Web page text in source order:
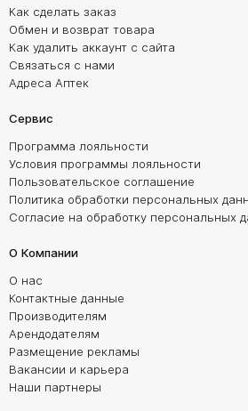
Как сделать заказ
Обмен и возврат товара
Как удалить аккаунт с сайта
Связаться с нами
Адреса Аптек
Сервис
Программа лояльности
Условия программы лояльности
Пользовательское соглашение
Политика обработки персональных
Согласие на обработку персональных
О Компании
О нас
Контактные данные
Производителям
Арендодателям
Размещение рекламы
Вакансии и карьера
Наши партнеры